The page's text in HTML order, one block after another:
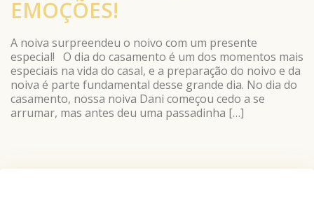
EMOÇÕES!
A noiva surpreendeu o noivo com um presente
especial! O dia do casamento é um dos momentos mais
especiais na vida do casal, e a preparação do noivo e da
noiva é parte fundamental desse grande dia. No dia do
casamento, nossa noiva Dani começou cedo a se
arrumar, mas antes deu uma passadinha […]